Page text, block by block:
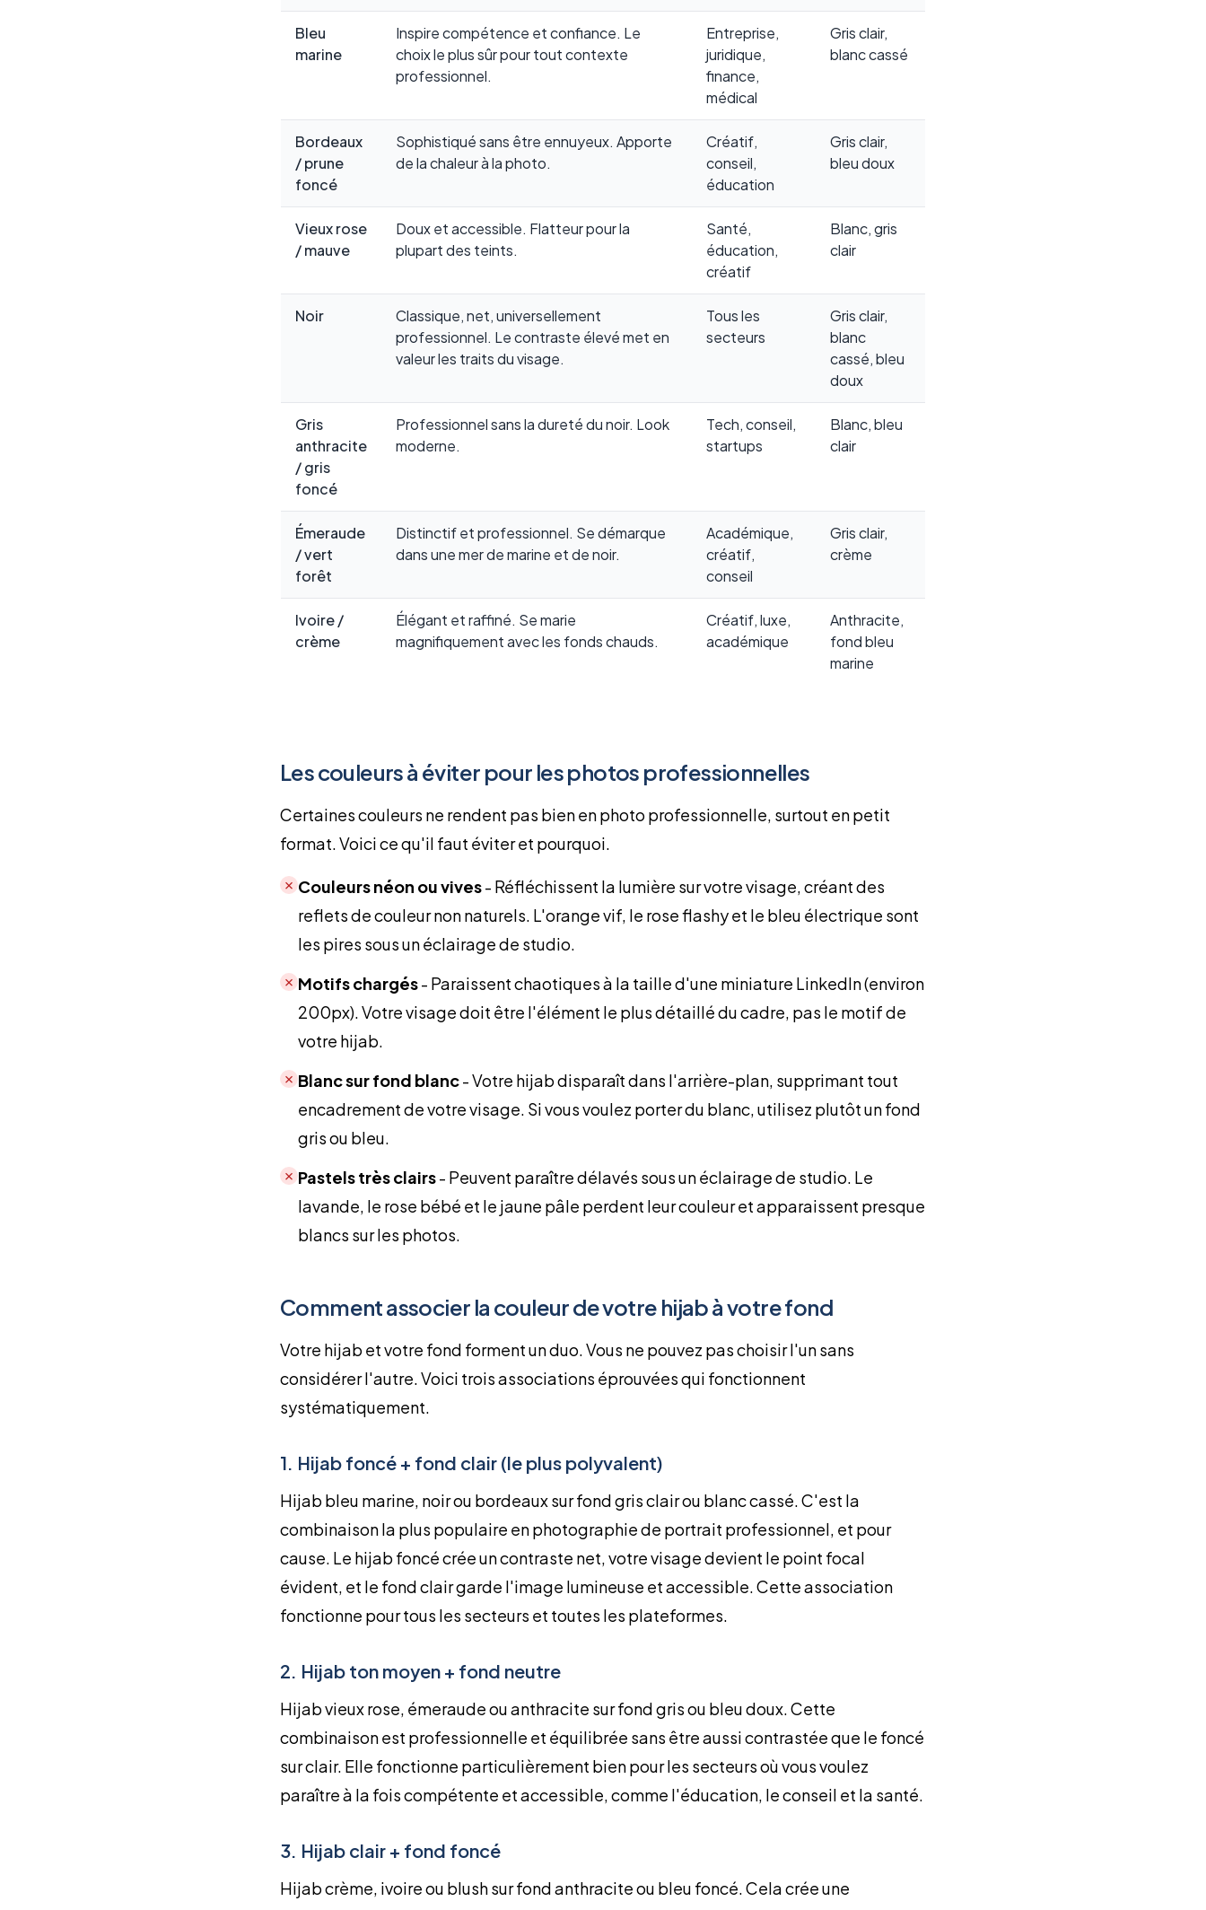
Bleu
marine
Inspire compétence et confiance. Le
choix le plus sûr pour tout contexte
professionnel.
Entreprise,
juridique,
finance,
médical
Gris clair,
blanc cassé
Bordeaux
/ prune
foncé
Sophistiqué sans être ennuyeux. Apporte
de la chaleur à la photo.
Créatif,
conseil,
éducation
Gris clair,
bleu doux
Vieux rose
/ mauve
Doux et accessible. Flatteur pour la
plupart des teints.
Santé,
éducation,
créatif
Blanc, gris
clair
Noir
Classique, net, universellement
professionnel. Le contraste élevé met en
valeur les traits du visage.
Tous les
secteurs
Gris clair,
blanc
cassé, bleu
doux
Gris
anthracite
/ gris
foncé
Professionnel sans la dureté du noir. Look
moderne.
Tech, conseil,
startups
Blanc, bleu
clair
Émeraude
/ vert
forêt
Distinctif et professionnel. Se démarque
dans une mer de marine et de noir.
Académique,
créatif,
conseil
Gris clair,
crème
Ivoire /
crème
Élégant et raffiné. Se marie
magnifiquement avec les fonds chauds.
Créatif, luxe,
académique
Anthracite,
fond bleu
marine
Les couleurs à éviter pour les photos professionnelles
Certaines couleurs ne rendent pas bien en photo professionnelle, surtout en petit
format. Voici ce qu'il faut éviter et pourquoi.
✗ Couleurs néon ou vives- Réfléchissent la lumière sur votre visage, créant des
reflets de couleur non naturels. L'orange vif, le rose flashy et le bleu électrique sont
les pires sous un éclairage de studio.
✗ Motifs chargés- Paraissent chaotiques à la taille d'une miniature LinkedIn (environ
200px). Votre visage doit être l'élément le plus détaillé du cadre, pas le motif de
votre hijab.
✗ Blanc sur fond blanc-Votre hijab disparaît dans l'arrière-plan, supprimant tout
encadrement de votre visage. Si vous voulez porter du blanc, utilisez plutôt un fond
gris ou bleu.
✗ Pastels très clairs- Peuvent paraître délavés sous un éclairage de studio. Le
lavande, le rose bébé et le jaune pâle perdent leur couleur et apparaissent presque
blancs sur les photos.
Comment associer la couleur de votre hijab à votre fond
Votre hijab et votre fond forment un duo. Vous ne pouvez pas choisir l'un sans
considérer l'autre. Voici trois associations éprouvées qui fonctionnent
systématiquement.
1. Hijab foncé + fond clair (le plus polyvalent)
Hijab bleu marine, noir ou bordeaux sur fond gris clair ou blanc cassé. C'est la
combinaison la plus populaire en photographie de portrait professionnel, et pour
cause. Le hijab foncé crée un contraste net, votre visage devient le point focal
évident, et le fond clair garde l'image lumineuse et accessible. Cette association
fonctionne pour tous les secteurs et toutes les plateformes.
2. Hijab ton moyen + fond neutre
Hijab vieux rose, émeraude ou anthracite sur fond gris ou bleu doux. Cette
combinaison est professionnelle et équilibrée sans être aussi contrastée que le foncé
sur clair. Elle fonctionne particulièrement bien pour les secteurs où vous voulez
paraître à la fois compétente et accessible, comme l'éducation, le conseil et la santé.
3. Hijab clair + fond foncé
Hijab crème, ivoire ou blush sur fond anthracite ou bleu foncé. Cela crée une